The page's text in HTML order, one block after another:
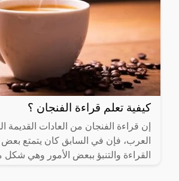
كيفية تعلم قراءة الفنجان ؟
إن قراءة الفنجان من العادات القديمة
العرب، فإن في السابق كان يتمتع بعض
القراءة والتنبؤ ببعض الأمور وهي شكل